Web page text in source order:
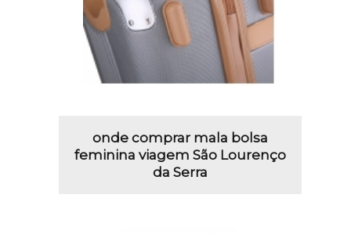
onde comprar mala bolsa
feminina viagem São Lourenço
da Serra